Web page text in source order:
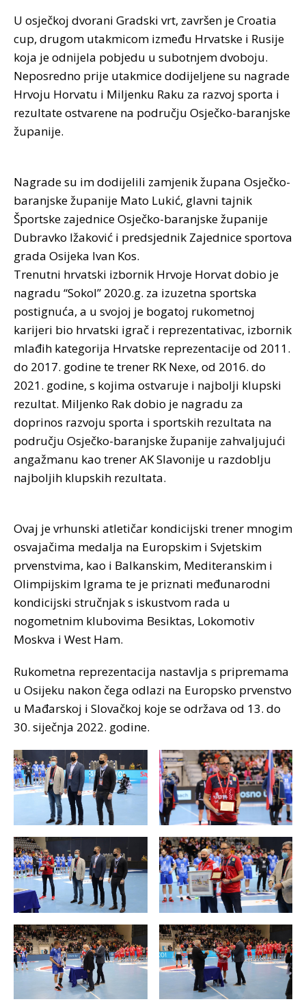
U osječkoj dvorani Gradski vrt, završen je Croatia
cup, drugom utakmicom između Hrvatske i Rusije
koja je odnijela pobjedu u subotnjem dvoboju.
Neposredno prije utakmice dodijeljene su nagrade
Hrvoju Horvatu i Miljenku Raku za razvoj sporta i
rezultate ostvarene na području Osječko-baranjske
županije.
Nagrade su im dodijelili zamjenik župana Osječko-
baranjske županije Mato Lukić, glavni tajnik
Športske zajednice Osječko-baranjske županije
Dubravko Ižaković i predsjednik Zajednice sportova
grada Osijeka Ivan Kos.
Trenutni hrvatski izbornik Hrvoje Horvat dobio je
nagradu “Sokol” 2020.g. za izuzetna sportska
postignuća, a u svojoj je bogatoj rukometnoj
karijeri bio hrvatski igrač i reprezentativac, izbornik
mlađih kategorija Hrvatske reprezentacije od 2011.
do 2017. godine te trener RK Nexe, od 2016. do
2021. godine, s kojima ostvaruje i najbolji klupski
rezultat. Miljenko Rak dobio je nagradu za
doprinos razvoju sporta i sportskih rezultata na
području Osječko-baranjske županije zahvaljujući
angažmanu kao trener AK Slavonije u razdoblju
najboljih klupskih rezultata.
Ovaj je vrhunski atletičar kondicijski trener mnogim
osvajačima medalja na Europskim i Svjetskim
prvenstvima, kao i Balkanskim, Mediteranskim i
Olimpijskim Igrama te je priznati međunarodni
kondicijski stručnjak s iskustvom rada u
nogometnim klubovima Besiktas, Lokomotiv
Moskva i West Ham.
Rukometna reprezentacija nastavlja s pripremama
u Osijeku nakon čega odlazi na Europsko prvenstvo
u Mađarskoj i Slovačkoj koje se održava od 13. do
30. siječnja 2022. godine.